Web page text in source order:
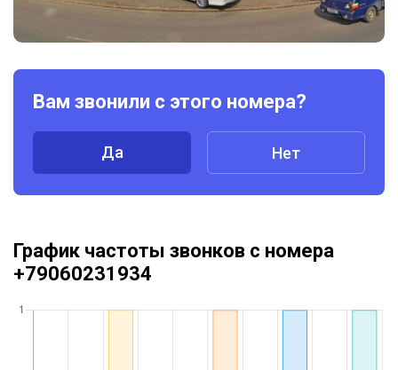
Вам звонили с этого номера?
Да Нет
График частоты звонков с номера
+79060231934